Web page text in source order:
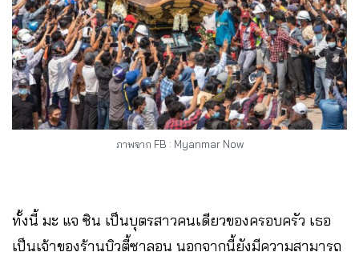
ภาพจาก FB : Myanmar Now
ทั้งนี้ มะ แจ ซิน เป็นบุตรสาวคนเดียวของครอบครัว เธอ
เป็นเจ้าของร้านบิวตี้ซาลอน นอกจากนี้ยังมีความสามารถ